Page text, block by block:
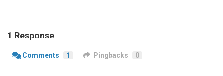
1 Response
Comments 1 Pingbacks 0